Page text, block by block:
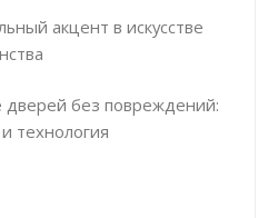
акцент в искусстве
без повреждений:
и технология